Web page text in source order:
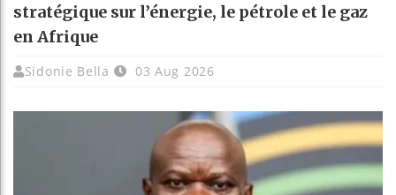
stratégique sur l’énergie, le pétrole et le gaz
en Afrique
Sidonie Bella 03 Aug 2026